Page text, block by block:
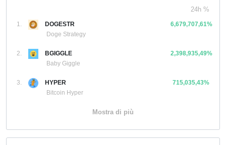
24h %
1.
DOGESTR
Doge Strategy
6,679,707,61%
2.
BGIGGLE
Baby Giggle
2,398,935,49%
3.
HYPER
Bitcoin Hyper
715,035,43%
Mostra di più